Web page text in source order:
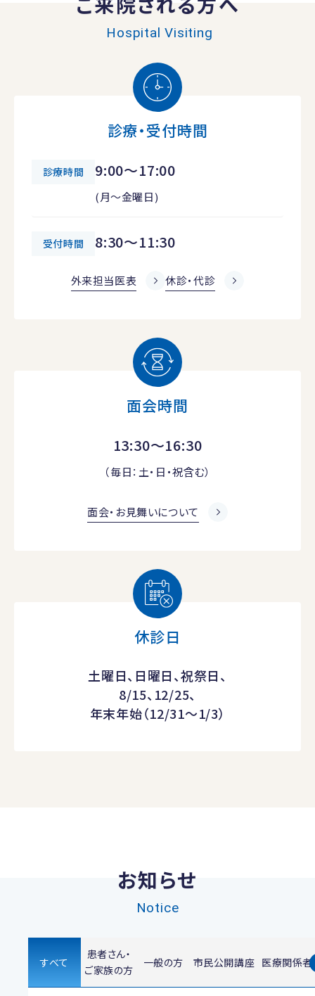
Hospital Visiting
診療・受付時間
診療時間 9:00～17:00
(月～金曜日)
受付時間 8:30～11:30
外来担当医表 休診・代診
面会時間
13:30～16:30
（毎日：土・日・祝含む）
面会・お見舞いについて
休診日
土曜日、日曜日、祝祭日、
8/15、12/25、
年末年始（12/31～1/3）
お知らせ
Notice
すべて
患者さん・
ご家族の方
一般の方 市民公開講座 医療関係